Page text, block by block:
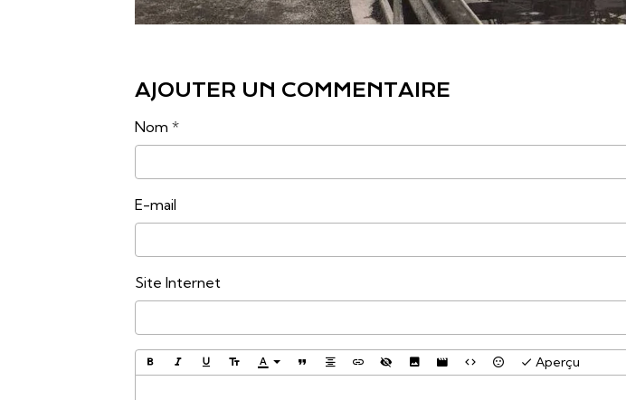
AJOUTER UN COMMENTAIRE
Nom
E-mail
Site Internet
Aperçu